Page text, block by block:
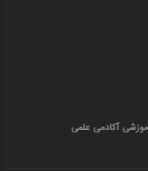
آموزشی آکادمی علمی